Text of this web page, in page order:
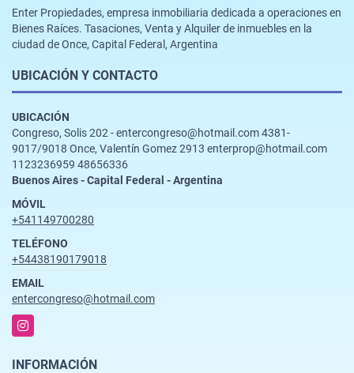
Enter Propiedades, empresa inmobiliaria dedicada a operaciones en
Bienes Raíces. Tasaciones, Venta y Alquiler de inmuebles en la
ciudad de Once, Capital Federal, Argentina
UBICACIÓN Y CONTACTO
UBICACIÓN
Congreso, Solis 202 - entercongreso@hotmail.com 4381-
9017/9018 Once, Valentín Gomez 2913 enterprop@hotmail.com
1123236959 48656336
Buenos Aires - Capital Federal - Argentina
MÓVIL
+541149700280
TELÉFONO
+54438190179018
EMAIL
entercongreso@hotmail.com
Instagram
INFORMACIÓN